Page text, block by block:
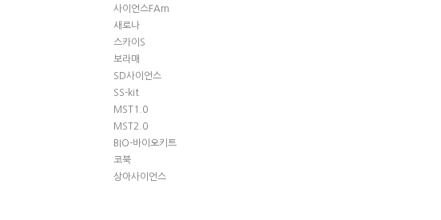
사이언스FAm
새로나
스카이S
보라매
SD사이언스
SS-kit
MST1.0
MST2.0
BIO-바이오키트
코북
상아사이언스